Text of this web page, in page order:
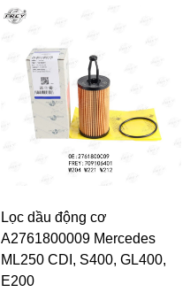
Lọc dầu động cơ
A2761800009 Mercedes
ML250 CDI, S400, GL400,
E200